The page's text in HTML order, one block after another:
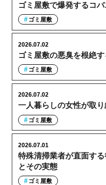
ゴミ屋敷で爆発するコ
ゴミ屋敷
ゴミ屋敷の悪臭を根絶
2026.07.02
ゴミ屋敷
一人暮らしの女性が取
2026.07.02
ゴミ屋敷
特殊清掃業者が直面す
とその実態
2026.07.01
ゴミ屋敷